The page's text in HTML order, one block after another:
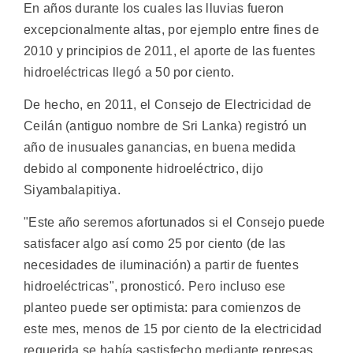
En años durante los cuales las lluvias fueron
excepcionalmente altas, por ejemplo entre fines de
2010 y principios de 2011, el aporte de las fuentes
hidroeléctricas llegó a 50 por ciento.
De hecho, en 2011, el Consejo de Electricidad de
Ceilán (antiguo nombre de Sri Lanka) registró un
año de inusuales ganancias, en buena medida
debido al componente hidroeléctrico, dijo
Siyambalapitiya.
"Este año seremos afortunados si el Consejo puede
satisfacer algo así como 25 por ciento (de las
necesidades de iluminación) a partir de fuentes
hidroeléctricas", pronosticó. Pero incluso ese
planteo puede ser optimista: para comienzos de
este mes, menos de 15 por ciento de la electricidad